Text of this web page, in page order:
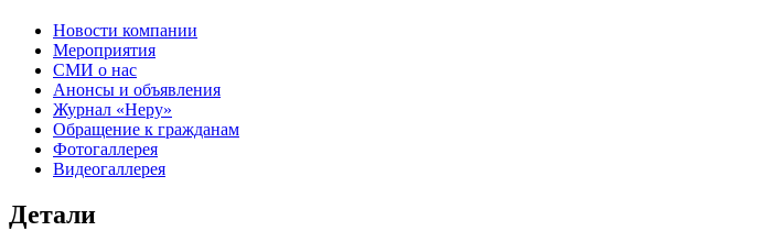
Новости компании
Мероприятия
СМИ о нас
Анонсы и объявления
Журнал «Неру»
Обращение к гражданам
Фотогаллерея
Видеогаллерея
Детали